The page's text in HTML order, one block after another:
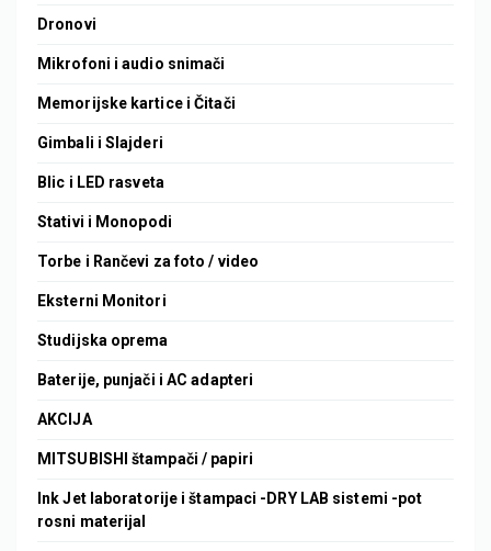
Dronovi
Mikrofoni i audio snimači
Memorijske kartice i Čitači
Gimbali i Slajderi
Blic i LED rasveta
Stativi i Monopodi
Torbe i Rančevi za foto / video
Eksterni Monitori
Studijska oprema
Baterije, punjači i AC adapteri
AKCIJA
MITSUBISHI štampači / papiri
Ink Jet laboratorije i štampaci -DRY LAB sistemi -pot
rosni materijal